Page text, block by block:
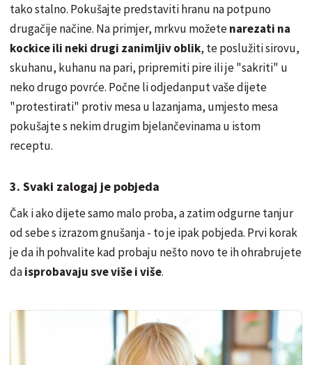
tako stalno. Pokušajte predstaviti hranu na potpuno
drugačije načine. Na primjer, mrkvu možetenarezati na
kockice ili neki drugi zanimljiv oblik, te poslužiti sirovu,
skuhanu, kuhanu na pari, pripremiti pire ili je "sakriti" u
neko drugo povrće. Počne li odjedanput vaše dijete
"protestirati" protiv mesa u lazanjama, umjesto mesa
pokušajte s nekim drugim bjelančevinama u istom
receptu.
3. Svaki zalogaj je pobjeda
Čak i ako dijete samo malo proba, a zatim odgurne tanjur
od sebe s izrazom gnušanja - to je ipak pobjeda. Prvi korak
je da ih pohvalite kad probaju nešto novo te ih ohrabrujete
daisprobavaju sve više i više.